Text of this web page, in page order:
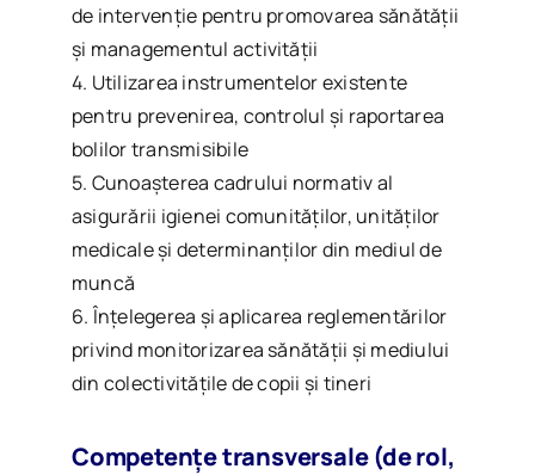
de intervenție pentru promovarea sănătății
și managementul activității
4. Utilizarea instrumentelor existente
pentru prevenirea, controlul și raportarea
bolilor transmisibile
5. Cunoașterea cadrului normativ al
asigurării igienei comunităților, unităților
medicale și determinanților din mediul de
muncă
6. Înțelegerea și aplicarea reglementărilor
privind monitorizarea sănătății și mediului
din colectivitățile de copii și tineri
Competențe transversale (de rol,